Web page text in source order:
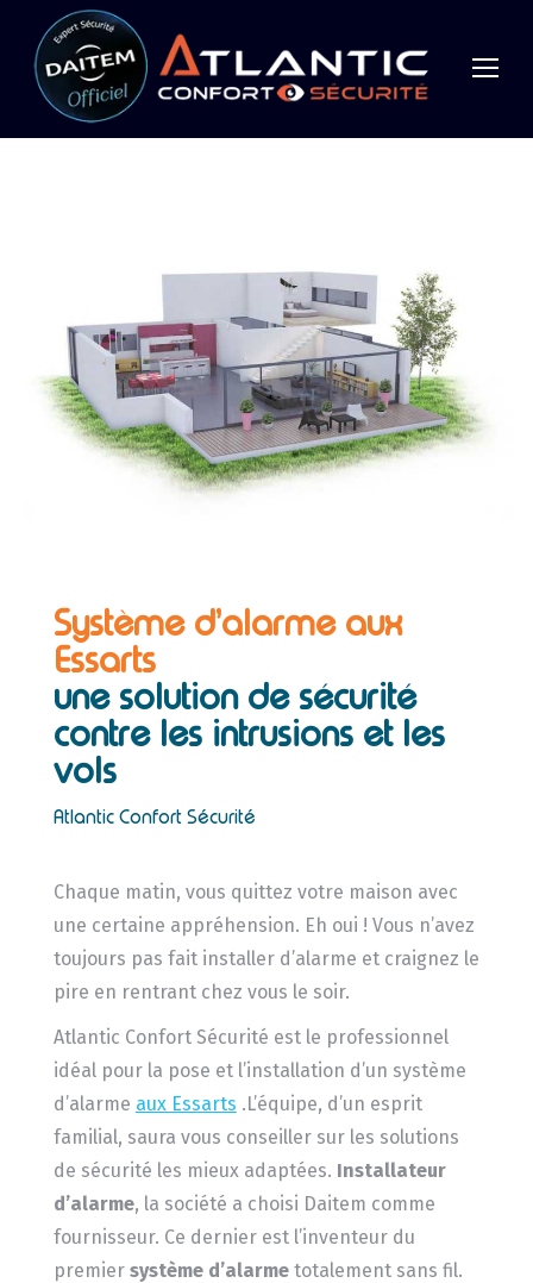
Système d’alarme aux
Essarts
une solution de sécurité
contre les intrusions et les
vols
Atlantic Confort Sécurité
Chaque matin, vous quittez votre maison avec
une certaine appréhension. Eh oui ! Vous n’avez
toujours pas fait installer d’alarme et craignez le
pire en rentrant chez vous le soir.
Atlantic Confort Sécurité est le professionnel
idéal pour la pose et l’installation d’un système
d’alarme aux Essarts .L’équipe, d’un esprit
familial, saura vous conseiller sur les solutions
de sécurité les mieux adaptées. Installateur
d’alarme, la société a choisi Daitem comme
fournisseur. Ce dernier est l’inventeur du
premier système d’alarmetotalement sans fil.